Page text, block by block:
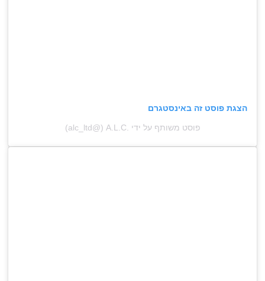
הצגת פוסט זה באינסטגרם
פוסט משותף על ידי ‏‎A.L.C.‎‏ (@‏‎alc_ltd‎‏)